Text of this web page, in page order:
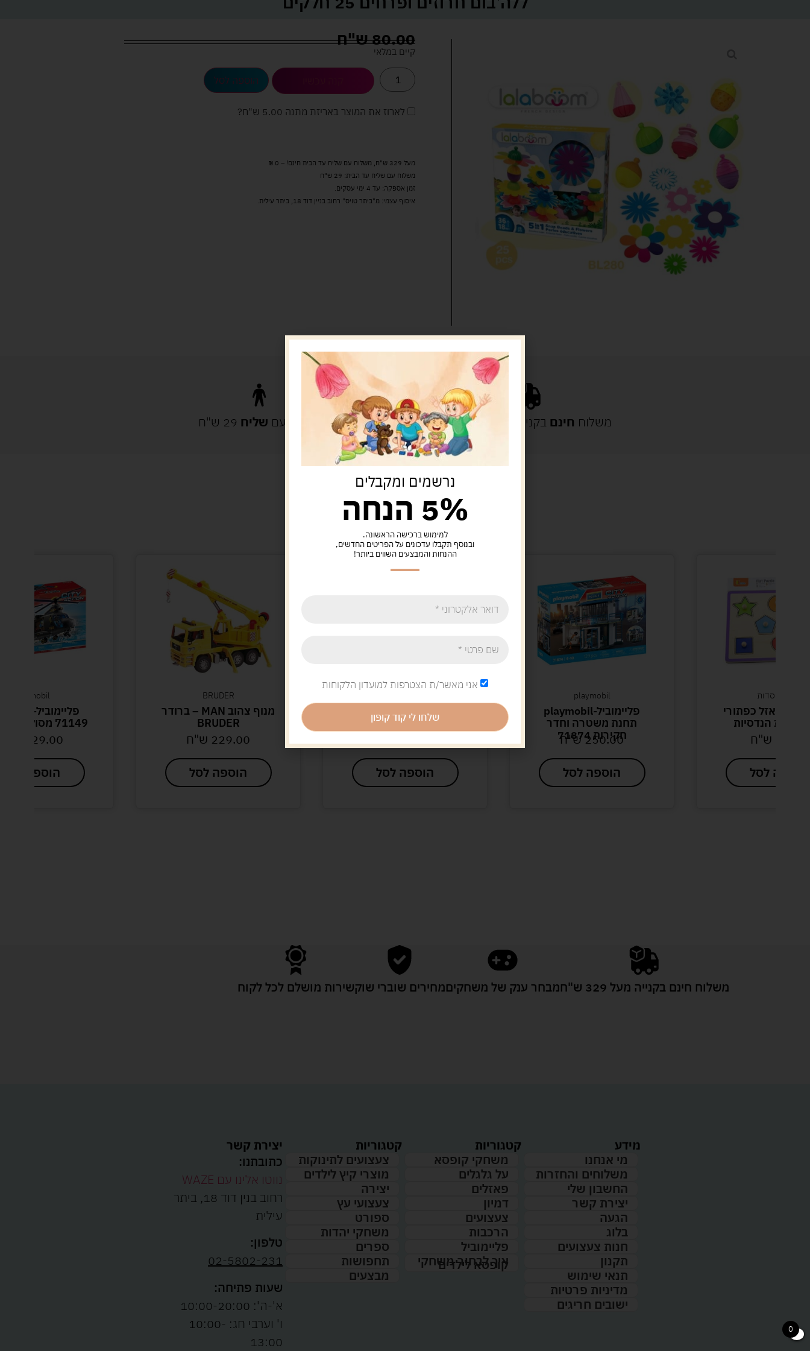
80.00ש"ח
קיים במלאי
הוספה לסל
לארוז את המוצר באריזת מתנה 5.00 ש"ח ?
מעל 329 ש"ח, משלוח עם שליח עד הבית חינם! – 0 ₪
משלוח עם שליח עד הבית: 29 ש"ח
זמן אספקה: עד 4 ימי עסקים.
איסוף עצמי: מ"ביתר טויס" רחוב בניין דוד 18, ביתר עילית.
משלוח חינם בקנייה מעל 329 ש"ח משלוח עם שליח 29 ש"ח
מוצרים קשורים
חיות חווה 7 יחידות
מנוף צהוב MAN – ברודר
BRUDER
משלוח חינם בקנייה מעל 329 ש"ח מבחר ענק של משחקיםמחירים שוברי שוקשירות מושלם לכל לקוח
מידע
מי אנחנו
משלוחים והחזרות
החשבון שלי
יצירת קשר
הגעה
בלוג
חנות צעצועים
תקנון
תנאי שימוש
מדיניות פרטיות
ישובים חריגים
קטגוריות
משחקי קופסא
על גלגלים
פאזלים
דמיון
צעצועים
הרכבות
פליימוביל
איך לבחור משחקי
קופסא לילדים
קטגוריות
צעצועים לתינוקות
מוצרי קיץ לילדים
יצירה
צעצועי עץ
ספורט
משחקי יהדות
ספרים
תחפושות
מבצעים
יצירת קשר
כתובתנו:
נווטו אלינו עם WAZE
רחוב בנין דוד 18, ביתר
עילית
טלפון:
02-5802-231
שעות פתיחה:
א'-ה': 10:00-20:00
ו' וערבי חג: 10:00-
13:00
0
נרשמים ומקבלים
5% הנחה
למימוש ברכישה הראשונה.
ובנוסף תקבלו עדכונים על הפריטים החדשים,
ההנחות והמבצעים השווים ביותר!
אני מאשר/ת הצטרפות למועדון הלקוחות
שלחו לי קוד קופון